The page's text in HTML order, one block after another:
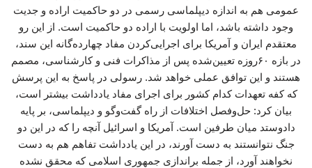
عمومی هم به اندازه دیپلماسی رسمی در دو حاکمیت اراده و جدیت
وجود داشته باشد، اما اولویت با اراده دو حاکمیت است. از این رو
معتقدم ایران و آمریکا برای اجرایی‌کردن مفاد چهارده‌گانه این سند،
در بازه ۶۰روزه تعیین‌شده پس از مذاکرات فنی و کارشناسی، مصمم
هستند و این توافق عملی خواهد شد. رسولی در پاسخ به این پرسش
که کفه تعهدات کدام کشور برای اجرای مفاد یادداشت بیشتر است،
بیان کرد: حل‌وفصل اختلافات از راه گفت‌وگو و دیپلماسی، بر پایه
دادوستد میان طرفین است. آمریکا و اسرائیل آنچه را که در این دو
جنگ نتوانستند به دست آورند، در این یادداشت تفاهم هم به دست
نخواهند آورد، از جمله براندازی جمهوری اسلامی که محقق نشده